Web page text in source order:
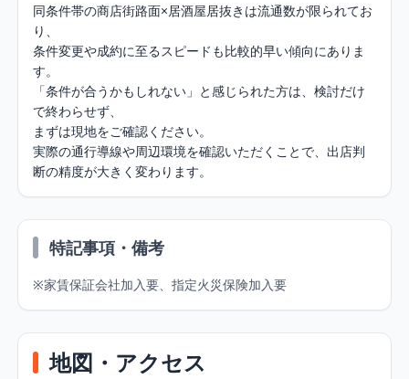
同条件帯の商店街路面×居酒屋居抜きは流通数が限られてお
り、
条件変更や成約に至るスピードも比較的早い傾向にありま
す。
「条件が合うかもしれない」と感じられた方は、検討だけ
で終わらせず、
まずは現地をご確認ください。
実際の通行導線や周辺環境を確認いただくことで、出店判
断の精度が大きく変わります。
特記事項・備考
※家賃保証会社加入要、指定火災保険加入要
地図・アクセス